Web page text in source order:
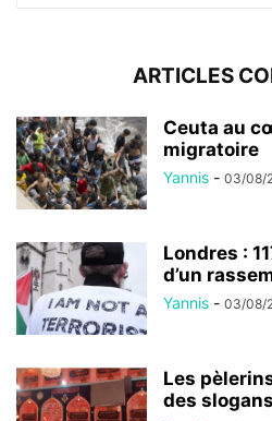
ARTICLES
Ceuta au
migratoire
Yannis - 03/08/
Londres :
d’un
Yannis - 03/08/
Les
des slogans